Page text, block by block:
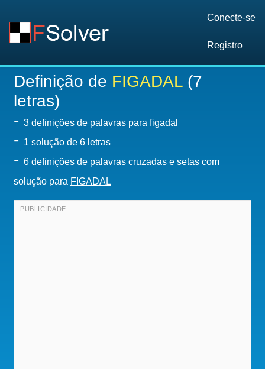
Conecte-se
Registro
Definição de FIGADAL (7
letras)
- 3 definições de palavras para figadal
- 1 solução de 6 letras
- 6 definições de palavras cruzadas e setas com
solução para FIGADAL